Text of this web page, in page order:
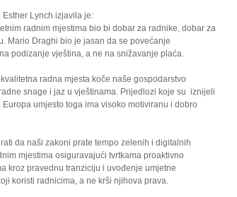
Lynch izjavila je:
radnim mjestima bio bi dobar za radnike, dobar za
Mario Draghi bio je jasan da se povećanje
podizanje vještina, a ne na snižavanje plaća.
radna mjesta koče naše gospodarstvo
snage i jaz u vještinama. Prijedlozi koje su iznijeli
umjesto toga ima visoko motiviranu i dobro
da naši zakoni prate tempo zelenih i digitalnih
mjestima osiguravajući tvrtkama proaktivno
kroz pravednu tranziciju i uvođenje umjetne
koristi radnicima, a ne krši njihova prava.